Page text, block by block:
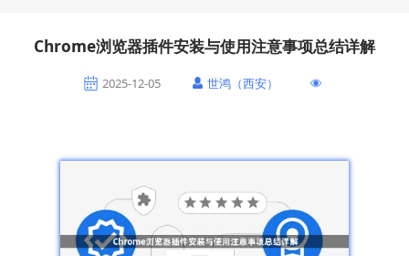
Chrome浏览器插件安装与使用注意事项总结详解
2025-12-05 世鸿（西安）